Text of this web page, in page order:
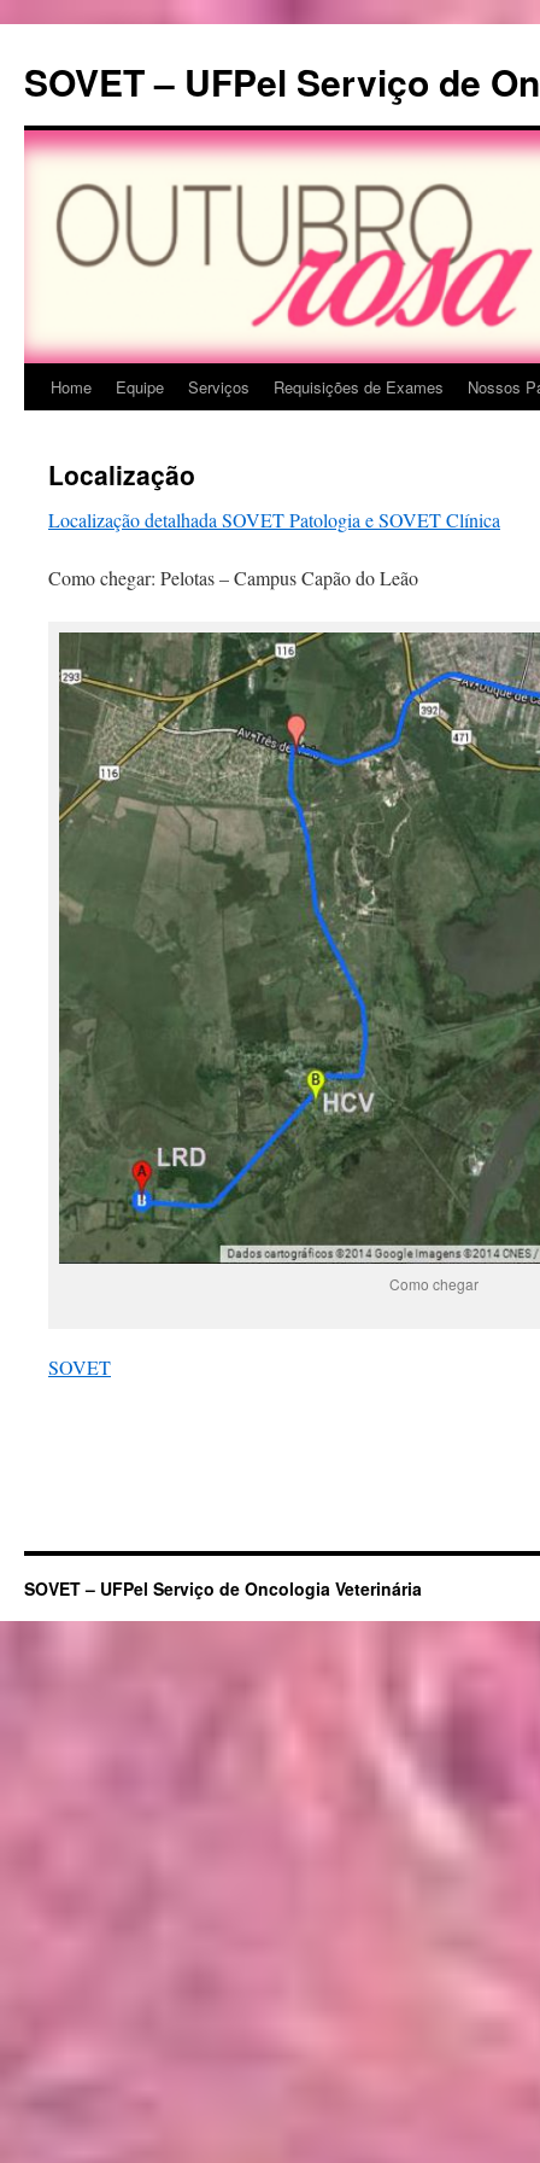
o
conteúdo
SOVET – UFPel Serviço de
Home Equipe Serviços Requisições de Exames Nossos
Localização
Localização detalhada SOVET Patologia e SOVET Clínica
Como chegar: Pelotas – Campus Capão do Leão
Como chegar
SOVET
SOVET – UFPel Serviço de Oncologia Veterinária